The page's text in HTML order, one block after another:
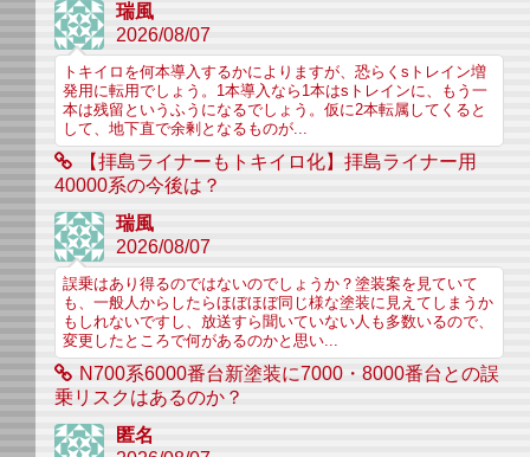
瑞風
2026/08/07
トキイロを何本導入するかによりますが、恐らくsトレイン増
発用に転用でしょう。1本導入なら1本はsトレインに、もう一
本は残留というふうになるでしょう。仮に2本転属してくると
して、地下直で余剰となるものが...
【拝島ライナーもトキイロ化】拝島ライナー用
40000系の今後は？
瑞風
2026/08/07
誤乗はあり得るのではないのでしょうか？塗装案を見ていて
も、一般人からしたらほぼほぼ同じ様な塗装に見えてしまうか
もしれないですし、放送すら聞いていない人も多数いるので、
変更したところで何があるのかと思い...
N700系6000番台新塗装に7000・8000番台との誤
乗リスクはあるのか？
匿名